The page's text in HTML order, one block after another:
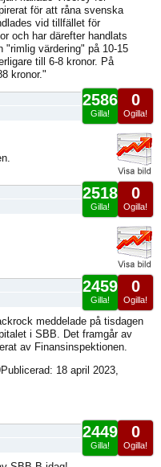
för att råna svenska
vid tillfället för
och har därefter handlats
"rimlig värdering" på 10-15
till 6-8 kronor. På
kronor."
0
Ogilla!
2586
Gilla!
0
Ogilla!
2518
Gilla!
0
Ogilla!
2459
Gilla!
meddelade på tisdagen
i SBB. Det framgår av
av Finansinspektionen.
18 april 2023,
0
Ogilla!
2449
Gilla!